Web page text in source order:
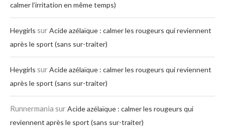
calmer l’irritation en même temps)
Heygirls surAcide azélaïque : calmer les rougeurs qui reviennent
après le sport (sans sur-traiter)
Heygirls surAcide azélaïque : calmer les rougeurs qui reviennent
après le sport (sans sur-traiter)
Runnermania surAcide azélaïque : calmer les rougeurs qui
reviennent après le sport (sans sur-traiter)